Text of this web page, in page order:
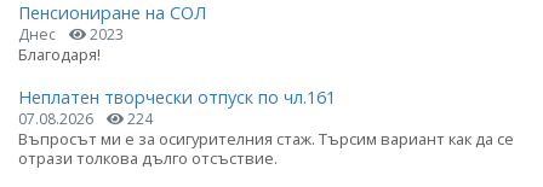
Пенсиониране на СОЛ
Днес 2023
Благодаря!
Неплатен творчески отпуск по чл.161
07.08.2026 224
Въпросът ми е за осигурителния стаж. Търсим вариант как да се
отрази толкова дълго отсъствие.